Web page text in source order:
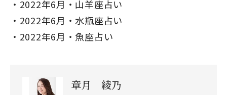
2022年6月・山羊座占い
2022年6月・水瓶座占い
2022年6月・魚座占い
章月 綾乃